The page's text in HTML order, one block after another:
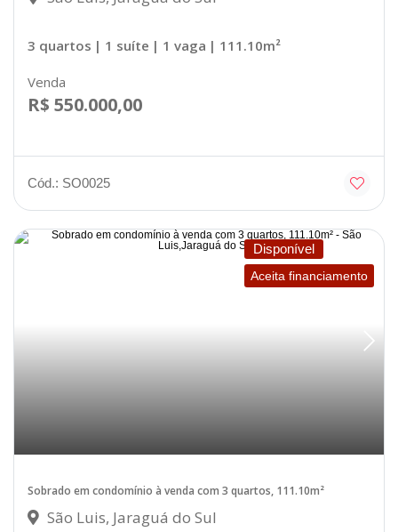
3 quartos | 1 suíte | 1 vaga | 111.10m²
Venda
R$ 550.000,00
Cód.: SO0025
Disponível
Aceita financiamento
Sobrado em condomínio à venda com 3 quartos, 111.10m²
São Luis, Jaraguá do Sul